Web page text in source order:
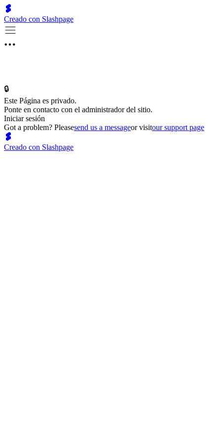
Creado con Slashpage
🔒
Este Página es privado.
Ponte en contacto con el administrador del sitio.
Iniciar sesión
Got a problem? Pleasesend us a messageor visitour support page
Creado con Slashpage